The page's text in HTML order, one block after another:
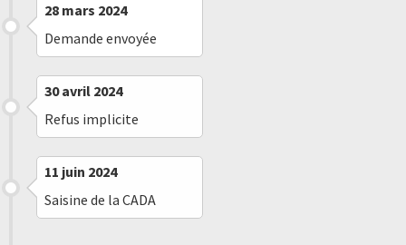
28 mars 2024
Demande envoyée
30 avril 2024
Refus implicite
11 juin 2024
Saisine de la CADA